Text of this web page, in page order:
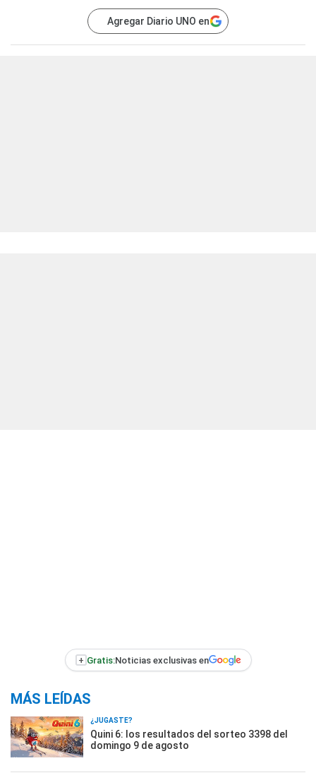
Agregar Diario UNO en
+ Gratis:Noticias exclusivas en
MÁS LEÍDAS
¿JUGASTE?
Quini 6: los resultados del sorteo 3398 del
domingo 9 de agosto